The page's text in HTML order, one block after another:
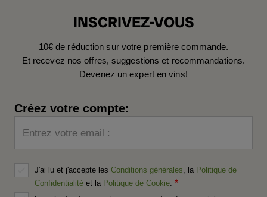
INSCRIVEZ-VOUS
10€ de réduction sur votre première commande.
Et recevez nos offres, suggestions et recommandations.
Devenez un expert en vins!
Créez votre compte:
Entrez votre email :
J'ai lu et j'accepte les Conditions générales , la Politique de
Confidentialité et la Politique de Cookie